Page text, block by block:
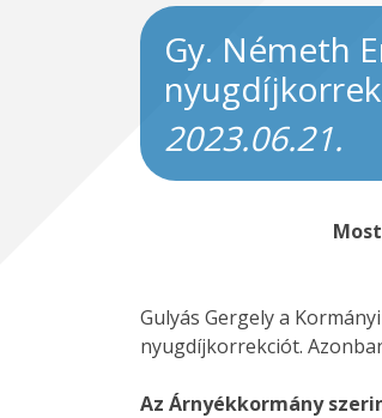
Gy. Németh
2023.06.21.
Gulyás Gergely a
nyugdíjkorrekciót.
Az Árnyékkormány